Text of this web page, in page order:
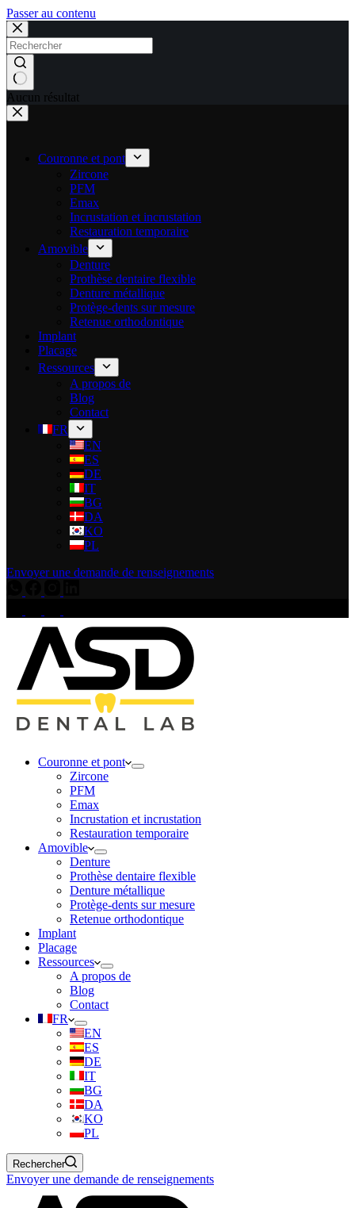
Passer au contenu
Aucun résultat
Couronne et pont
Zircone
PFM
Emax
Incrustation et incrustation
Restauration temporaire
Amovible
Denture
Prothèse dentaire flexible
Denture métallique
Protège-dents sur mesure
Retenue orthodontique
Implant
Placage
Ressources
A propos de
Blog
Contact
FR
EN
ES
DE
IT
BG
DA
KO
PL
Envoyer une demande de renseignements
Couronne et pont
Zircone
PFM
Emax
Incrustation et incrustation
Restauration temporaire
Amovible
Denture
Prothèse dentaire flexible
Denture métallique
Protège-dents sur mesure
Retenue orthodontique
Implant
Placage
Ressources
A propos de
Blog
Contact
FR
EN
ES
DE
IT
BG
DA
KO
PL
Rechercher
Envoyer une demande de renseignements